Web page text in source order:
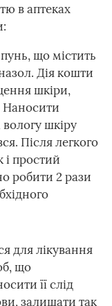
в аптеках
що містить
Дія кошти
шкіри,
Наносити
шкіру
Після легкого
і простий
робити 2 рази
для лікування
що
її слід
залишати так